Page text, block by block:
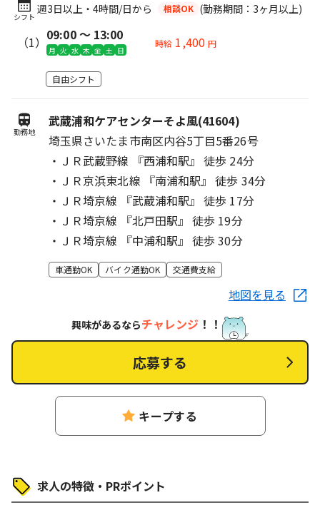
シフト
週3日以上・4時間/日から 相談OK (勤務期間：3ヶ月以上)
（1）09:00 〜 13:00
月 火 水 木 金 土 日
時給 1,400 円
自由シフト
勤務地
武蔵浦和ケアセンターそよ風(41604)
埼玉県さいたま市南区内谷5丁目5番26号
・ＪＲ武蔵野線 『西浦和駅』 徒歩 24分
・ＪＲ京浜東北線 『南浦和駅』 徒歩 34分
・ＪＲ埼京線 『武蔵浦和駅』 徒歩 17分
・ＪＲ埼京線 『北戸田駅』 徒歩 19分
・ＪＲ埼京線 『中浦和駅』 徒歩 30分
車通勤OK バイク通勤OK 交通費支給
地図を見る
キープする
興味があるならチャレンジ ！！
応募する
求人の特徴・PRポイント